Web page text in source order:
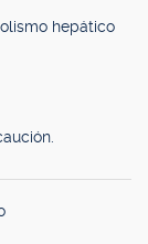
hepático